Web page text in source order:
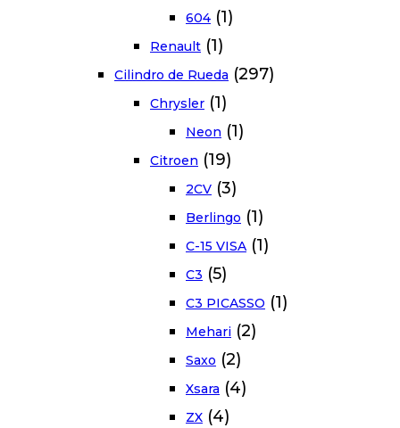
604 (1)
Renault (1)
Cilindro de Rueda (297)
Chrysler (1)
Neon (1)
Citroen (19)
2CV (3)
Berlingo (1)
C-15 VISA (1)
C3 (5)
C3 PICASSO (1)
Mehari (2)
Saxo (2)
Xsara (4)
ZX (4)